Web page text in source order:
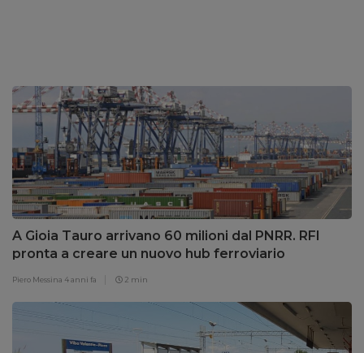
A Gioia Tauro arrivano 60 milioni dal PNRR. RFI
pronta a creare un nuovo hub ferroviario
Piero Messina 4 anni fa 2 min